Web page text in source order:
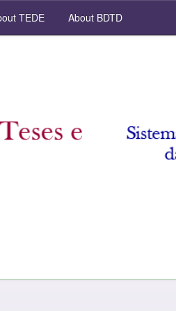
TEDE About BDTD